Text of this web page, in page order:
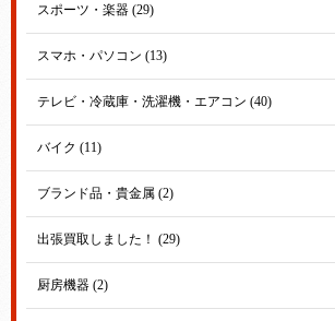
スポーツ・楽器 (29)
スマホ・パソコン (13)
テレビ・冷蔵庫・洗濯機・エアコン (40)
バイク (11)
ブランド品・貴金属 (2)
出張買取しました！ (29)
厨房機器 (2)